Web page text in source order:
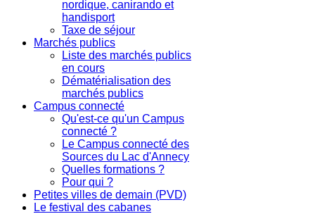
nordique, canirando et
handisport
Taxe de séjour
Marchés publics
Liste des marchés publics
en cours
Dématérialisation des
marchés publics
Campus connecté
Qu'est-ce qu'un Campus
connecté ?
Le Campus connecté des
Sources du Lac d'Annecy
Quelles formations ?
Pour qui ?
Petites villes de demain (PVD)
Le festival des cabanes